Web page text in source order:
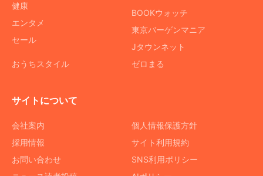
健康
エンタメ
セール
おうちスタイル
BOOKウォッチ
東京バーゲンマニア
Jタウンネット
ゼロまる
サイトについて
会社案内
採用情報
お問い合わせ
個人情報保護方針
サイト利用規約
SNS利用ポリシー